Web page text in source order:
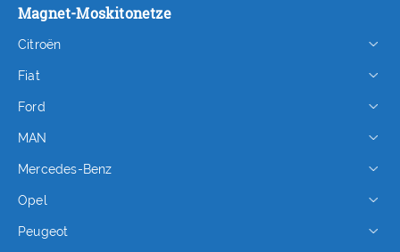
Magnet-Moskitonetze
Citroën
Fiat
Ford
MAN
Mercedes-Benz
Opel
Peugeot